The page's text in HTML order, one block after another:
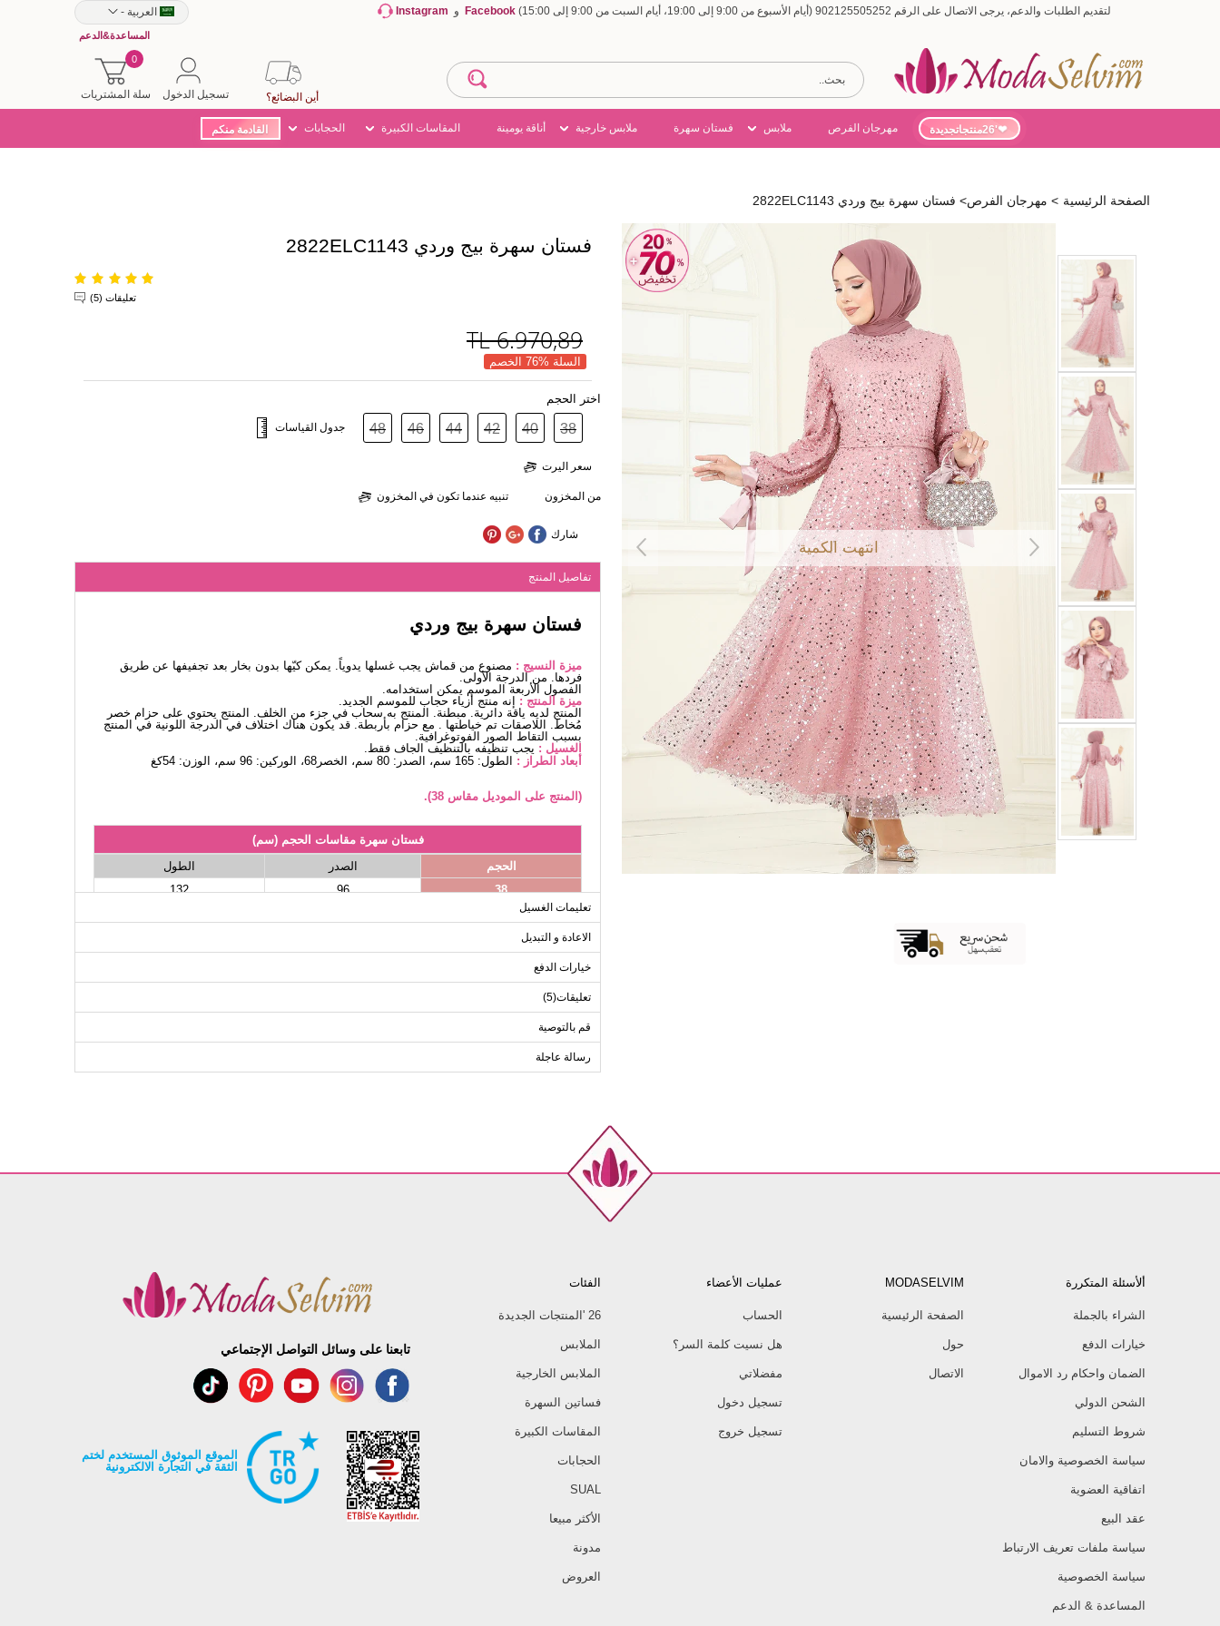
لتقديم الطلبات والدعم، يرجى الاتصال على الرقم 902125505252 (أيام الأسبوع من 9:00 إلى 19:00، أيام السبت من 9:00 إلى 15:00) Facebook و Instagram العربية -
المساعدة&الدعم
سلة المشتريات
0
تسجيل الدخول أين البضائع؟
'26منتجاتجديدة مهرجان الفرص ملابس فستان سهرة ملابس خارجية أناقة يومينة المقاسات الكبيرة الحجابات القادمة منكم
الصفحة الرئيسية > مهرجان الفرص> فستان سهرة بيج وردي 2822ELC1143
انتهت الكمية
فستان سهرة بيج وردي 2822ELC1143
تعليقات (5)
6.970,89
TL
السلة %76 الخصم
اختر الحجم
38
40
42
44
46
48 جدول القياسات
سعر اليرت
من المخزون تنبيه عندما تكون في المخزون
شارك
تفاصيل المنتج
فستان سهرة بيج وردي
ميزة النسيج : مصنوع من قماش يجب غسلها يدوياً. يمكن كيّها بدون بخار بعد تجفيفها عن طريق
فردها. من الدرجة الأولى.
الفصول الأربعة الموسم يمكن استخدامه.
ميزة المنتج : إنه منتج أزياء حجاب للموسم الجديد.
المنتج لديه ياقة دائرية. مبطنة. المنتج به سحاب في جزء من الخلف. المنتج يحتوي على حزام خصر
مُخاط. اللاصقات تم خياطتها . مع حزام بأربطة. قد يكون هناك اختلاف في الدرجة اللونية في المنتج
بسبب التقاط الصور الفوتوغرافية.
الغسيل : يجب تنظيفه بالتنظيف الجاف فقط.
أبعاد الطراز : الطول: 165 سم، الصدر: 80 سم، الخصر68، الوركين: 96 سم، الوزن: 54كغ
(المنتج على الموديل مقاس 38).
فستان سهرة مقاسات الحجم (سم)
الحجم
الصدر
الطول
38
96
132
46
116
132
تعليمات الغسيل
الاعادة و التبديل
خيارات الدفع
تعليقات(5)
قم بالتوصية
رسالة عاجلة
ألأسئلة المتكررة
الشراء بالجملة
خيارات الدفع
الضمان واحكام رد الاموال
الشحن الدولي
شروط التسليم
سياسة الخصوصية والامان
اتفاقية العضوية
عقد البيع
سياسة ملفات تعريف الارتباط
سياسة الخصوصية
المساعدة & الدعم
MODASELVIM
الصفحة الرئيسية
حول
الاتصال
عمليات الأعضاء
الحساب
هل نسيت كلمة السر؟
مفضلاتي
تسجيل دخول
تسجيل خروج
الفئات
26 'المنتجات الجديدة
الملابس
الملابس الخارجية
فساتين السهرة
المقاسات الكبيرة
الحجابات
SUAL
الأكثر مبيعا
مدونة
العروض
تابعنا على وسائل التواصل الإجتماعي
الموقع الموثوق المستخدم لختم
الثقة في التجارة الالكترونية